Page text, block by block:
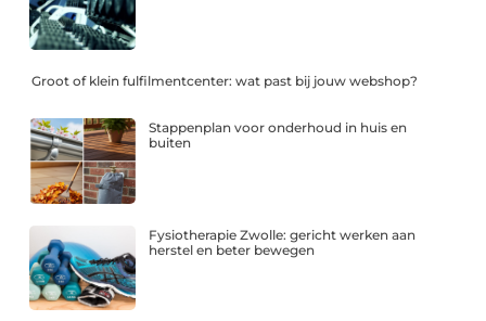
Groot of klein fulfilmentcenter: wat past bij jouw webshop?
Stappenplan voor onderhoud in huis en
buiten
Fysiotherapie Zwolle: gericht werken aan
herstel en beter bewegen